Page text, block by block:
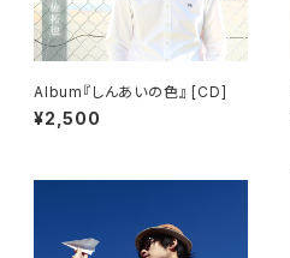
Album『しんあいの色』 [CD]
¥2,500